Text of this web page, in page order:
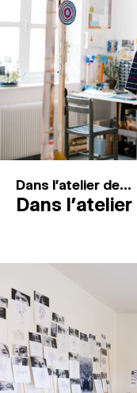
ESPACES DE
Recherche
Connexion
Dans l'atelier de...
Dans